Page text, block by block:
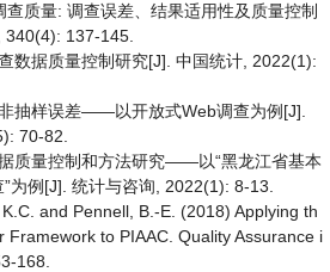
质量: 调查误差、结果适用性及质量控制
137-145.
数据质量控制研究[J]. 中国统计, 2022(1):
抽样误差——以开放式Web调查为例[J].
70-82.
质量控制和方法研究——以“黑龙江省基本
为例[J]. 统计与咨询, 2022(1): 8-13.
and Pennell, B.-E. (2018) Applying th
Framework to PIAAC. Quality Assurance i
168.